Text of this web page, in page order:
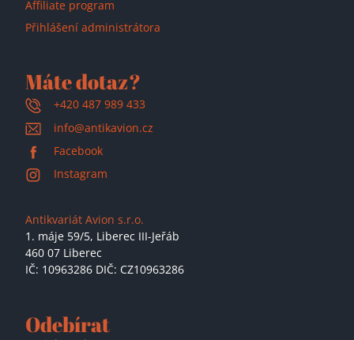
Affiliate program
Přihlášení administrátora
Máte dotaz?
+420 487 989 433
info@antikavion.cz
Facebook
Instagram
Antikvariát Avion s.r.o.
1. máje 59/5, Liberec III-Jeřáb
460 07 Liberec
IČ: 10963286 DIČ: CZ10963286
Odebírat